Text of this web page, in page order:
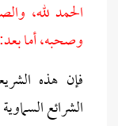
الحمد لله،
وصحبه، أما بعد:
فإن هذه
الشرائع